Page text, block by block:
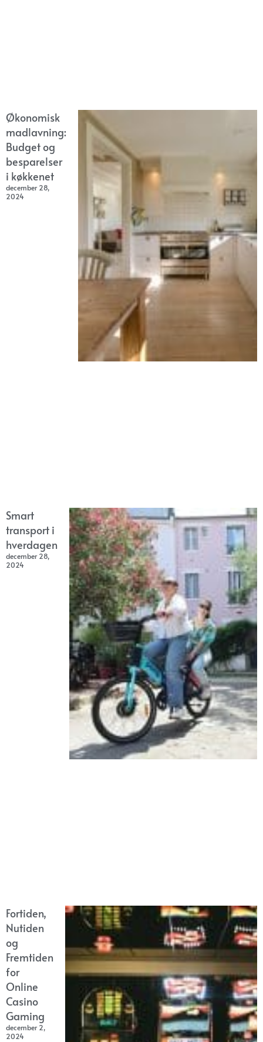
Økonomisk
madlavning:
Budget og
besparelser
i køkkenet
december 28,
2024
Smart
transport i
hverdagen
december 28,
2024
Fortiden,
Nutiden
og
Fremtiden
for
Online
Casino
Gaming
december 2,
2024